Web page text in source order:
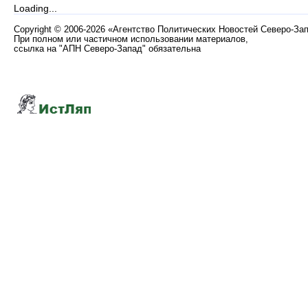
Loading...
Copyright © 2006-2026 «Агентство Политических Новостей Северо-
При полном или частичном использовании материалов,
ссылка на "АПН Северо-Запад" обязательна